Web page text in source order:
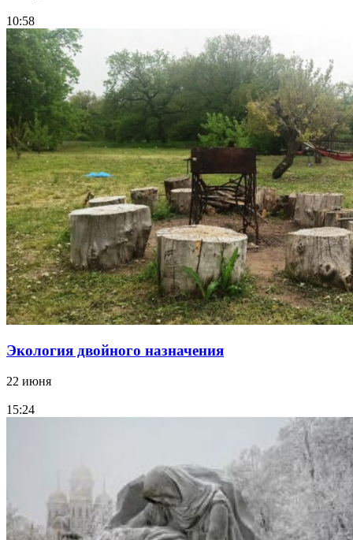
10:58
Экология двойного назначения
22 июня
15:24